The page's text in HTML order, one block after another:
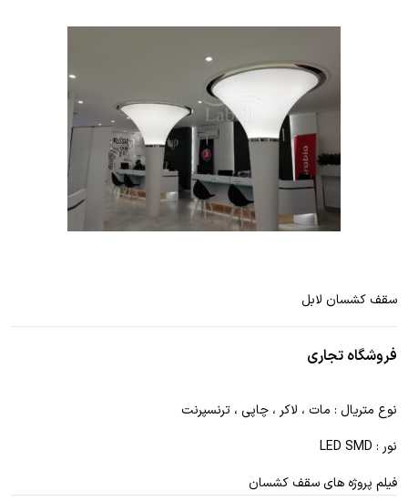
سقف کشسان لابل
فروشگاه تجاری
نوع متریال : مات ، لاکر ، چاپی ، ترنسپرنت
نور : LED SMD
فیلم پروژه های سقف کشسان